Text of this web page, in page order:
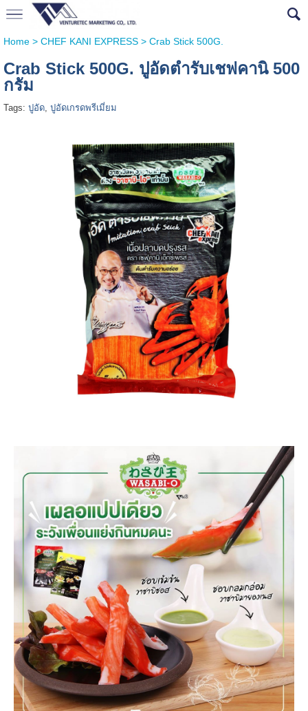
Home> CHEF KANI EXPRESS> Crab Stick 500G.
Crab Stick 500G. ปูอัดตำรับเชฟคานิ 500
กรัม
Tags: ปูอัด, ปูอัดเกรดพรีเมี่ยม